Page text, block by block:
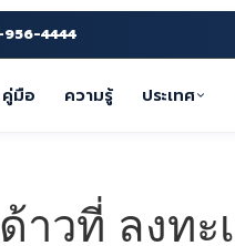
956-4444
คู่มือ ความรู้ ประเทศ
าวที่ ลงทะ